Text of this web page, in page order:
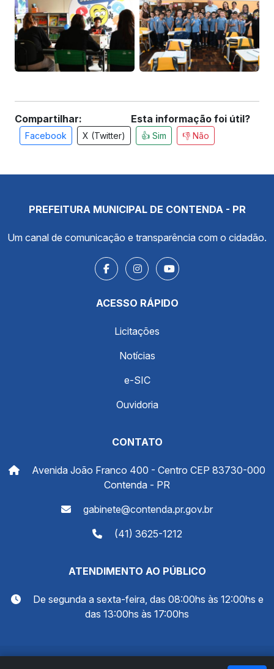
Compartilhar:
Facebook X (Twitter)
Esta informação foi útil?
👍 Sim 👎 Não
PREFEITURA MUNICIPAL DE CONTENDA - PR
Um canal de comunicação e transparência com o cidadão.
ACESSO RÁPIDO
Licitações
Notícias
e-SIC
Ouvidoria
CONTATO
Avenida João Franco 400 - Centro CEP 83730-000
Contenda - PR
gabinete@contenda.pr.gov.br
(41) 3625-1212
ATENDIMENTO AO PÚBLICO
De segunda a sexta-feira, das 08:00hs às 12:00hs e
das 13:00hs às 17:00hs